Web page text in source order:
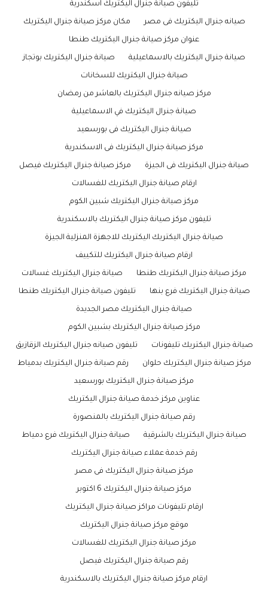
تليفون صيانة جنرال اليكتريك اسكندرية
صيانه جنرال اليكتريك فى مصر مكان مركز صيانة جنرال اليكتريك
عنوان مركز صيانة جنرال اليكتريك طنطا
صيانة جنرال اليكتريك بالاسماعيلية صيانة جنرال اليكتريك بوتجاز
صيانة جنرال اليكتريك للسخانات
مركز صيانه جنرال اليكتريك بالعاشر من رمضان
صيانة جنرال اليكتريك في الاسماعيلية
صيانة جنرال اليكتريك فى بورسعيد
مركز صيانة جنرال اليكتريك فى الاسكندرية
صيانة جنرال اليكتريك فى الجيزة مركز صيانة جنرال اليكتريك فيصل
ارقام صيانة جنرال اليكتريك للغسالات
مركز صيانة جنرال اليكتريك شبين الكوم
تليفون مركز صيانة جنرال اليكتريك بالاسكندرية
صيانة جنرال اليكتريك اليكتريك للاجهزة المنزلية الجيزة
ارقام صيانة جنرال اليكتريك للتكييف
مركز صيانة جنرال اليكتريك طنطا صيانة جنرال اليكتريك غسالات
صيانة جنرال اليكتريك فرع بنها تليفون صيانة جنرال اليكتريك طنطا
صيانة جنرال اليكتريك مصر الجديدة
مركز صيانة جنرال اليكتريك بشبين الكوم
صيانة جنرال اليكتريك تليفونات تليفون صيانه جنرال اليكتريك الزقازيق
مركز صيانة جنرال اليكتريك حلوان رقم صيانة جنرال اليكتريك بدمياط
مركز صيانة جنرال اليكتريك بورسعيد
عناوين مركز خدمة صيانة جنرال اليكتريك
رقم صيانة جنرال اليكتريك بالمنصورة
صيانة جنرال اليكتريك بالشرقية صيانة جنرال اليكتريك فرع دمياط
رقم خدمة عملاء صيانة جنرال اليكتريك
مركز صيانة جنرال اليكتريك فى مصر
مركز صيانة جنرال اليكتريك 6 اكتوبر
ارقام تليفونات مراكز صيانة جنرال اليكتريك
موقع مركز صيانة جنرال اليكتريك
مركز صيانة جنرال اليكتريك للغسالات
رقم صيانة جنرال اليكتريك فيصل
ارقام مركز صيانة جنرال اليكتريك بالاسكندرية